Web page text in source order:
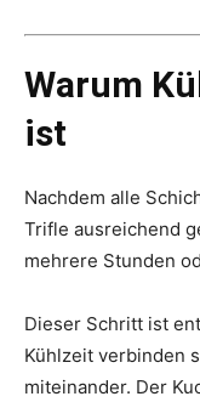
Warum
ist
Nachdem alle
Trifle ausreichend
mehrere Stunden
Dieser Schritt ist
Kühlzeit verbinden
miteinander. Der